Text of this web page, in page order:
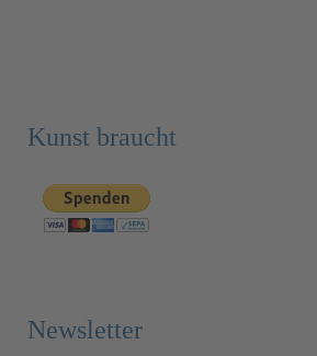
Kunst braucht
Newsletter